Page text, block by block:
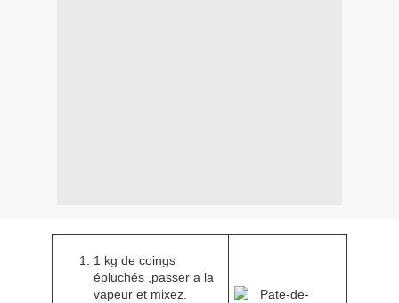
1 kg de coings
épluchés ,passer a la
vapeur et mixez.